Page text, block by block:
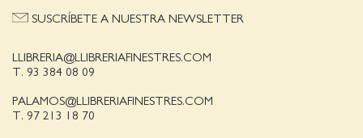
LLIBRERIA@LLIBRERIAFINESTRES.COM
T. 93 384 08 09
PALAMOS@LLIBRERIAFINESTRES.COM
T. 97 213 18 70
SUSCRÍBETE A NUESTRA NEWSLETTER